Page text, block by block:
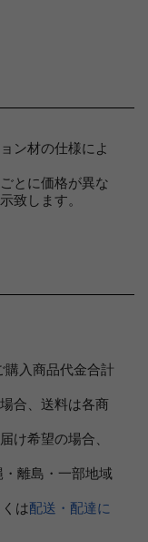
ン材の仕様によ
とに価格が異な
致します。
購入商品代金合計
合、送料は各商
け希望の場合、
離島・一部地域
は配送・配達に